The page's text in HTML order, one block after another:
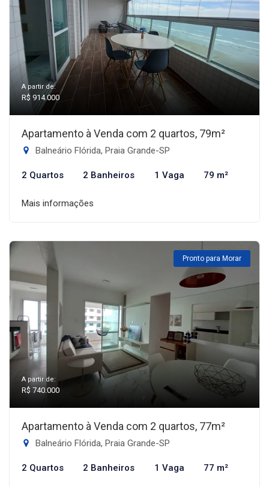
A partir de:
R$ 914.000
Apartamento à Venda com 2 quartos, 79m²
Balneário Flórida, Praia Grande-SP
2 Quartos 2 Banheiros 1 Vaga 79 m²
Mais informações
Pronto para Morar
A partir de:
R$ 740.000
Apartamento à Venda com 2 quartos, 77m²
Balneário Flórida, Praia Grande-SP
2 Quartos 2 Banheiros 1 Vaga 77 m²